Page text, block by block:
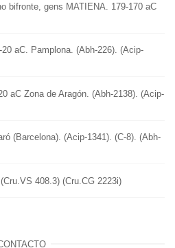
bifronte, gens MATIENA. 179-170 aC
aC. Pamplona. (Abh-226). (Acip-
aC Zona de Aragón. (Abh-2138). (Acip-
(Barcelona). (Acip-1341). (C-8). (Abh-
408.3) (Cru.CG 2223i)